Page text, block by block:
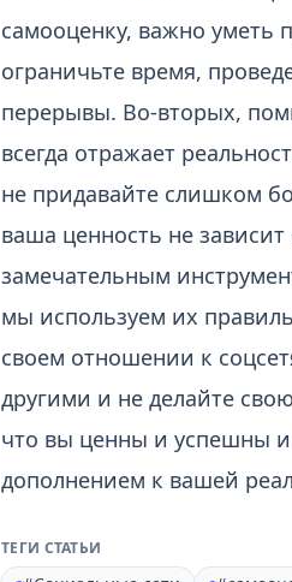
самооценку, важно уметь
ограничьте время,
перерывы. Во-вторых,
всегда отражает
не придавайте слишком
ваша ценность не
замечательным
мы используем их
своем отношении к
другими и не делайте
что вы ценны и успешны
дополнением к вашей
ТЕГИ СТАТЬИ